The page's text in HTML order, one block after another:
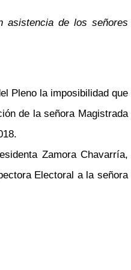
asistencia de los señores
Pleno la imposibilidad que
de la señora Magistrada
Zamora Chavarría,
Electoral a la señora